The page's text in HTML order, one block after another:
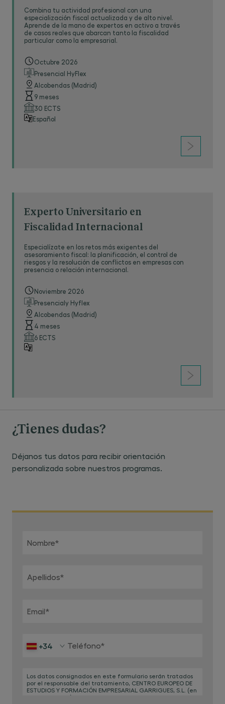
Combina tu actividad profesional con una
especialización fiscal actualizada y de alto nivel.
Aprende de la mano de expertos en activo a través
de casos reales que abarcan tanto la fiscalidad
particular como la empresarial.
Octubre 2026
Presencial HyFlex
Alcobendas (Madrid)
9 meses
30 ECTS
Español
Experto Universitario en
Fiscalidad Internacional
Especialízate en los retos más exigentes del
asesoramiento fiscal: la planificación, el control de
riesgos y la resolución de conflictos en empresas con
presencia o relación internacional.
Noviembre 2026
Presencialy Hyflex
Alcobendas (Madrid)
4 meses
6 ECTS
¿Tienes dudas?
Déjanos tus datos para recibir orientación
personalizada sobre nuestros programas.
Nombre*
Apellidos*
Email*
+34 Teléfono*
Los datos consignados en este formulario serán tratados
por el responsable del tratamiento, CENTRO EUROPEO DE
ESTUDIOS Y FORMACIÓN EMPRESARIAL GARRIGUES, S.L. (en
adelante, CEG), con la finalidad de gestión de la